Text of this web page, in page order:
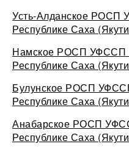
Усть-Алданское РОСП
Республике Саха
Намское РОСП УФССП
Республике Саха
Булунское РОСП
Республике Саха
Анабарское РОСП
Республике Саха